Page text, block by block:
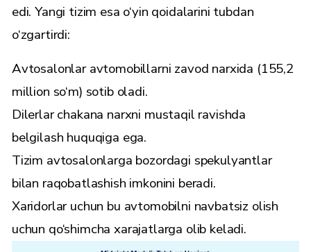
edi. Yangi tizim esa o‘yin qoidalarini tubdan
o‘zgartirdi:
Avtosalonlar avtomobillarni zavod narxida (155,2
million so‘m) sotib oladi.
Dilerlar chakana narxni mustaqil ravishda
belgilash huquqiga ega.
Tizim avtosalonlarga bozordagi spekulyantlar
bilan raqobatlashish imkonini beradi.
Xaridorlar uchun bu avtomobilni navbatsiz olish
uchun qo‘shimcha xarajatlarga olib keladi.